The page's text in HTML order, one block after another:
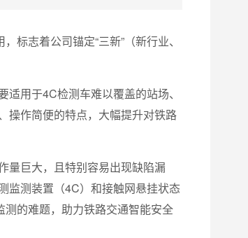
标志着公司锚定“三新”（新行业、
用于4C检测车难以覆盖的站场、
操作简便的特点，大幅提升对铁路
量巨大，且特别容易出现缺陷漏
监测装置（4C）和接触网悬挂状态
的难题，助力铁路交通智能安全